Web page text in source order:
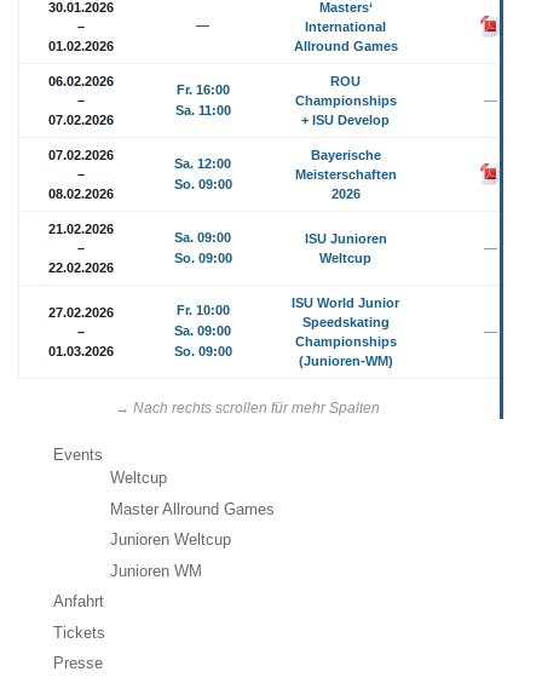
30.01.2026
–
01.02.2026
—
Masters‘
International
Allround Games
06.02.2026
–
07.02.2026
Fr. 16:00
Sa. 11:00
ROU
Championships
+ ISU Develop
—
07.02.2026
–
08.02.2026
Sa. 12:00
So. 09:00
Bayerische
Meisterschaften
2026
21.02.2026
–
22.02.2026
Sa. 09:00
So. 09:00
ISU Junioren
Weltcup
—
27.02.2026
–
01.03.2026
Fr. 10:00
Sa. 09:00
So. 09:00
ISU World Junior
Speedskating
Championships
(Junioren-WM)
—
Events
Weltcup
Master Allround Games
Junioren Weltcup
Junioren WM
Anfahrt
Tickets
Presse